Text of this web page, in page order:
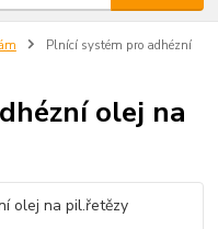
Plnící systém pro adhézní
olej na